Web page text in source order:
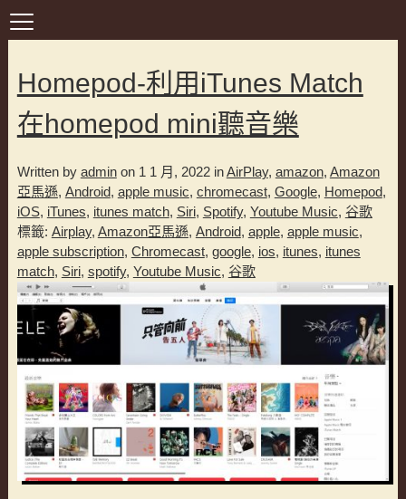
Homepod-利用iTunes Match
在homepod mini聽音樂
Written by adminon 1 1 月, 2022 inAirPlay, amazon, Amazon
亞馬遜, Android, apple music, chromecast, Google, Homepod,
iOS, iTunes, itunes match, Siri, Spotify, Youtube Music, 谷歌
標籤: Airplay, Amazon亞馬遜, Android, apple, apple music,
apple subscription, Chromecast, google, ios, itunes, itunes
match, Siri, spotify, Youtube Music, 谷歌